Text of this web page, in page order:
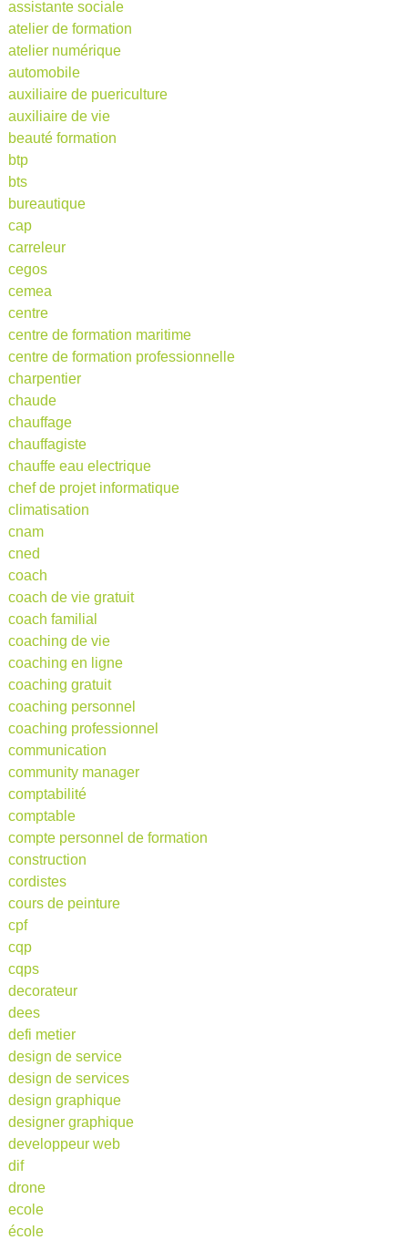
assistante sociale
atelier de formation
atelier numérique
automobile
auxiliaire de puericulture
auxiliaire de vie
beauté formation
btp
bts
bureautique
cap
carreleur
cegos
cemea
centre
centre de formation maritime
centre de formation professionnelle
charpentier
chaude
chauffage
chauffagiste
chauffe eau electrique
chef de projet informatique
climatisation
cnam
cned
coach
coach de vie gratuit
coach familial
coaching de vie
coaching en ligne
coaching gratuit
coaching personnel
coaching professionnel
communication
community manager
comptabilité
comptable
compte personnel de formation
construction
cordistes
cours de peinture
cpf
cqp
cqps
decorateur
dees
defi metier
design de service
design de services
design graphique
designer graphique
developpeur web
dif
drone
ecole
école